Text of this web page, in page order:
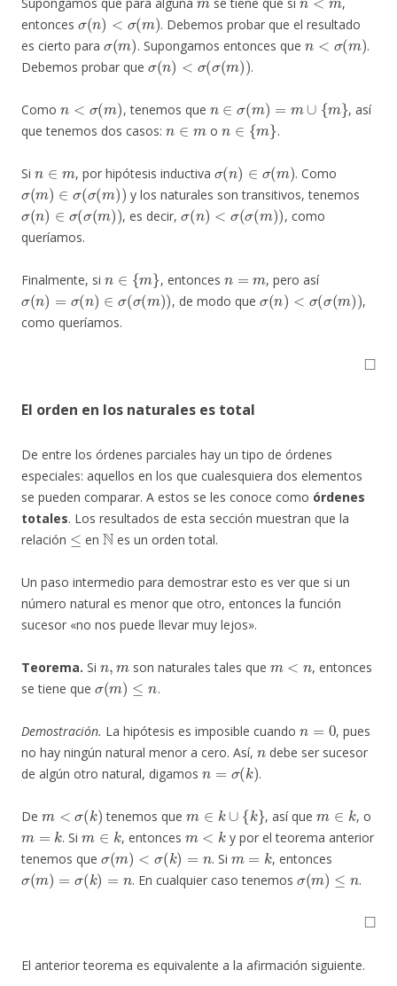
entonces
σ(n )<σ (m)
. Debemos probar que el resultado
es cierto para
σ (m)
. Supongamos entonces que
n<σ(m)
.
Debemos probar que
σ(n)<σ(σ(m ))
.
Como
m
, tenemos que
m =
, así
que tenemos dos casos:
n∈m
o
n∈{m}
.
Si , por hipótesis inductiva
(n ) m
. Como
σ(m )∈σ( σ(m))
y los naturales son transitivos, tenemos
σ(n)∈σ (σ(m))
, es decir,
σ(n)< σ(σ (m))
, como
queríamos.
Finalmente, si
m
, entonces , pero así
σ(n)=σ(n)∈σ (σ (m))
, de modo que
σ(n)<σ(σ(m)
,
como queríamos.
◻
El orden en los naturales es total
De entre los órdenes parciales hay un tipo de órdenes
especiales: aquellos en los que cualesquiera dos elementos
se pueden comparar. A estos se les conoce como órdenes
totales. Los resultados de esta sección muestran que la
relación
≤
en
N
es un orden total.
Un paso intermedio para demostrar esto es ver que si un
número natural es menor que otro, entonces la función
sucesor «no nos puede llevar muy lejos».
Teorema. Si son naturales tales que
, entonces
se tiene que
σ(m)≤n
.
Demostración. La hipótesis es imposible cuando
, pues
no hay ningún natural menor a cero. Así,
n
debe ser sucesor
de algún otro natural, digamos
n=σ k)
.
De
)
tenemos que
k∪ k}
, así que
k
, o
m=k
. Si
m∈k
, entonces
m <k
y por el teorema anterior
tenemos que
σ (m )<σ(k)=n
. Si
m=k
, entonces
σ(m)=σ( k)=n
. En cualquier caso tenemos
σ(m)≤
.
◻
El anterior teorema es equivalente a la afirmación siguiente.